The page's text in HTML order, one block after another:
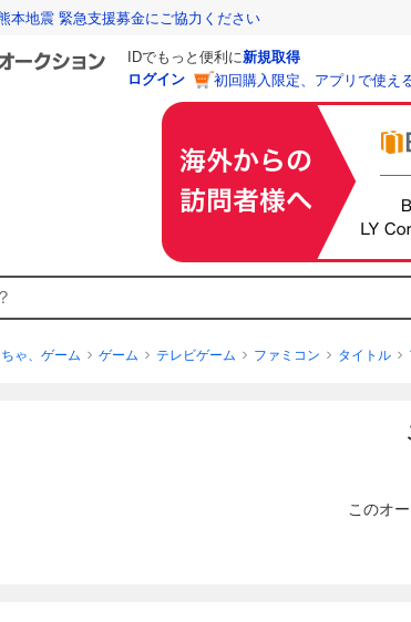
本地震 緊急支援募金にご協力ください
IDでもっと便利に新規取得
ログイン
初回購入限定、アプリで使え
ゃ、ゲーム ゲーム テレビゲーム ファミコン タイトル
このオ